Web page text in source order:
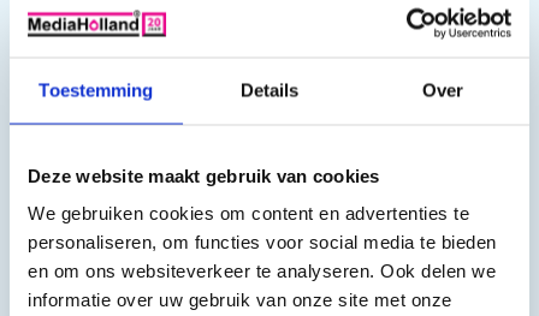
Toestemming Details Over
Deze website maakt gebruik van cookies
We gebruiken cookies om content en advertenties te
personaliseren, om functies voor social media te bieden
en om ons websiteverkeer te analyseren. Ook delen we
informatie over uw gebruik van onze site met onze
een aantal varianten ook specifiek geproduceerde inkten. Kijk
hier voor deBrother Refil linkt
. Voor originele Brother
voor de zwarte cartridges
. Voor de
kleuren cartridges
wordt dan Dye inktgebruikt. Let goed op welke inkt u wilt
gebruiken. Ook wordt veeluniversele Dye inkt
wij u aan om te kiezen voor de set van 3 kleuren dye inkt i.c.m.
de zwarte Pigment inkt.